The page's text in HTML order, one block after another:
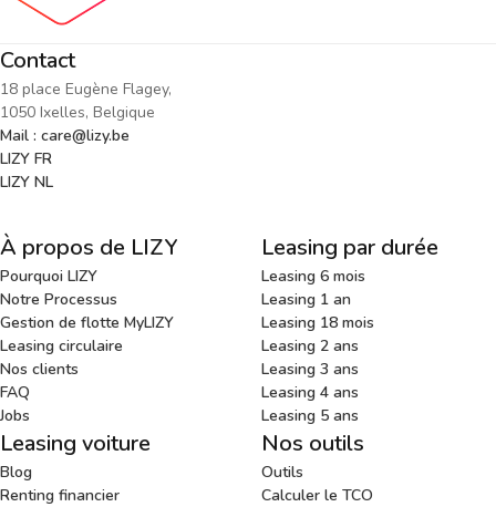
Contact
18 place Eugène Flagey,
1050 Ixelles, Belgique
Mail : care@lizy.be
LIZY FR
LIZY NL
À propos de LIZY
Pourquoi LIZY
Notre Processus
Gestion de flotte MyLIZY
Leasing circulaire
Nos clients
FAQ
Jobs
Leasing par durée
Leasing 6 mois
Leasing 1 an
Leasing 18 mois
Leasing 2 ans
Leasing 3 ans
Leasing 4 ans
Leasing 5 ans
Leasing voiture
Blog
Renting financier
Nos outils
Outils
Calculer le TCO